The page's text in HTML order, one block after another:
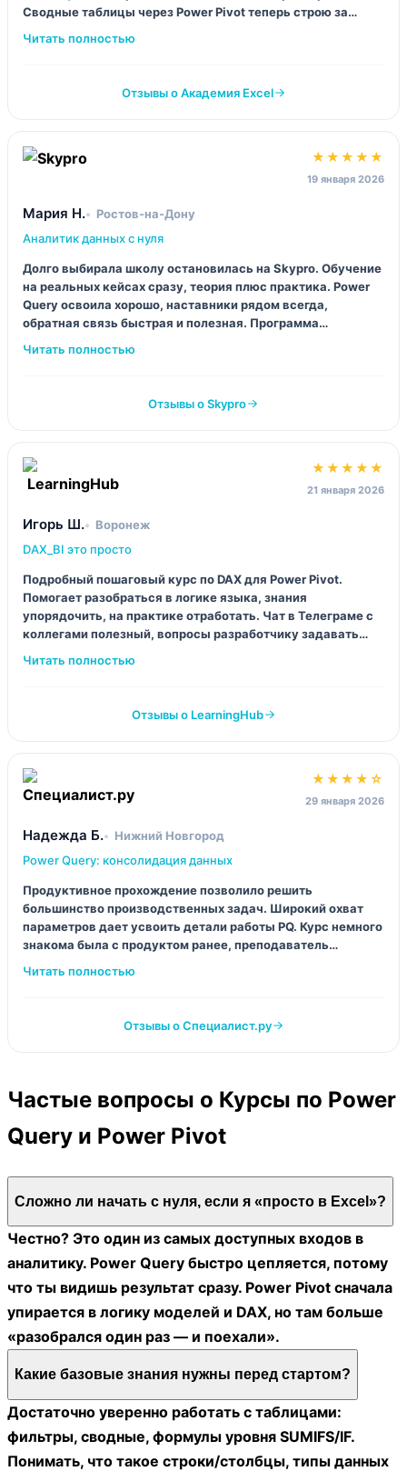
Сводные таблицы через Power Pivot теперь строю за
минуты, раньше мучился полдня с обычными формулами.
Отзывы о Академия Excel
★★★★★
19 января 2026
Мария Н.
Ростов-на-Дону
Аналитик данных с нуля
Долго выбирала школу остановилась на Skypro. Обучение
на реальных кейсах сразу, теория плюс практика. Power
Query освоила хорошо, наставники рядом всегда,
обратная связь быстрая и полезная. Программа
структурирована интересно, дедлайны щадящие но
можно проходить быстрее.
Отзывы о Skypro
★★★★★
21 января 2026
Игорь Ш.
Воронеж
DAX_BI это просто
Подробный пошаговый курс по DAX для Power Pivot.
Помогает разобраться в логике языка, знания
упорядочить, на практике отработать. Чат в Телеграме с
коллегами полезный, вопросы разработчику задавать
можно. Конструктор формул теперь не пугает совсем.
Отзывы о LearningHub
★★★★☆
29 января 2026
Надежда Б.
Нижний Новгород
Power Query: консолидация данных
Продуктивное прохождение позволило решить
большинство производственных задач. Широкий охват
параметров дает усвоить детали работы PQ. Курс немного
знакома была с продуктом ранее, преподаватель
материал понятно преподносит. Может больше сложных
кейсов добавить.
Отзывы о Специалист.ру
Частые вопросы о Курсы по Power
Query и Power Pivot
Сложно ли начать с нуля, если я «просто в Excel»?
Честно? Это один из самых доступных входов в
аналитику. Power Query быстро цепляется, потому
что ты видишь результат сразу. Power Pivot сначала
упирается в логику моделей и DAX, но там больше
«разобрался один раз — и поехали».
Какие базовые знания нужны перед стартом?
Достаточно уверенно работать с таблицами:
фильтры, сводные, формулы уровня SUMIFS/IF.
Понимать, что такое строки/столбцы, типы данных